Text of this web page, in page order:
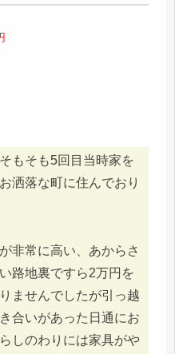
もそも5回目当時家を
洒落な町に住んでおり
非常に高い、あからさ
路地裏ですら2万円を
ませんでしたが引っ越
合いがあった日通にお
しのわりには家具がや